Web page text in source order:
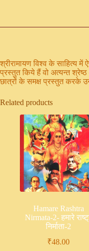
श्रीरामायण विश्व के साहित्य
प्रस्तुत किये हैं वो अत्यन्त
छात्रों के समक्ष प्रस्तुत करके
Related products
Hamare Rashtra
Nirmata-2- हमारे
निर्माता-2
₹48.00